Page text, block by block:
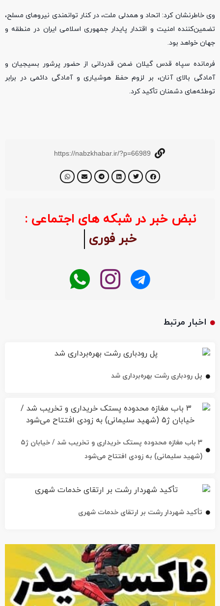
وی خاطرنشان کرد: اتحاد و همدلی ملت، در کنار توانمندی نیروهای مسلح،
تضمین‌کننده امنیت و اقتدار پایدار جمهوری اسلامی ایران در منطقه و
جهان خواهد بود.
فرمانده سپاه قدس گیلان ضمن قدردانی از حضور پرشور بسیجیان و
آمادگی بالای آنان، بر لزوم حفظ هوشیاری و آمادگی دائمی در برابر
توطئه‌های دشمنان تأکید کرد.
https://nabzkhabar.ir/?p=66989
نبض خبر در شبکه های اجتماعی :
خبر فوری
اخبار مرتبط
پل رودباری رشت بهره‌برداری شد
۳ باب مغازه محدوده پستک خریداری و تخریب شد / خیابان ژ۵
(شهید سلیمانی) به زودی افتتاح می‌شود
تأکید شهردار رشت بر ارتقای خدمات شهری